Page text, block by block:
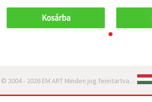
Kosárba
© 2004 - 2026 EM ART Minden jog fenntartva..